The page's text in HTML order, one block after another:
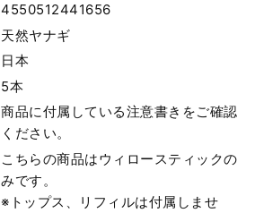
4550512441656
天然ヤナギ
日本
5本
商品に付属している注意書きをご確認
ください。
こちらの商品はウィロースティックの
みです。
※トップス、リフィルは付属しませ